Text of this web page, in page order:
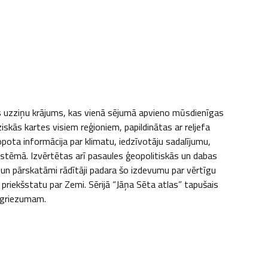
krājums, kas vienā sējumā apvieno mūsdienīgas
kartes visiem reģioniem, papildinātas ar reljefa
informācija par klimatu, iedzīvotāju sadalījumu,
Izvērtētas arī pasaules ģeopolitiskās un dabas
pārskatāmi rādītāji padara šo izdevumu par vērtīgu
par Zemi. Sērijā “Jāņa Sēta atlas” tapušais